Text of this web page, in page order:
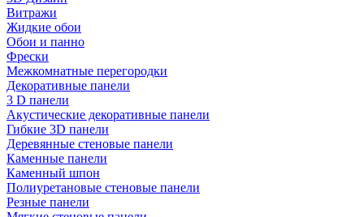
Витражи
Жидкие обои
Обои и панно
Фрески
Межкомнатные перегородки
Декоративные панели
3 D панели
Акустические декоративные панели
Гибкие 3D панели
Деревянные стеновые панели
Каменные панели
Каменный шпон
Полиуретановые стеновые панели
Резные панели